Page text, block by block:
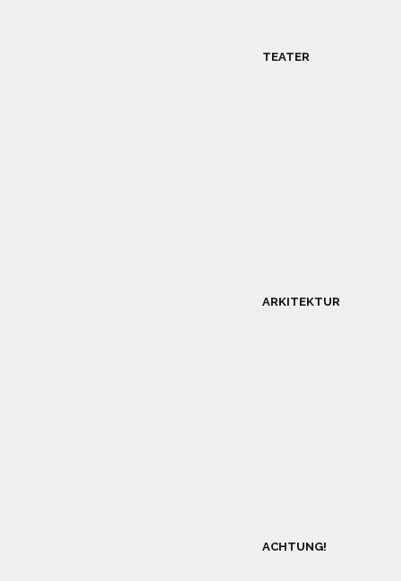
TEATER
ARKITEKTUR
ACHTUNG!